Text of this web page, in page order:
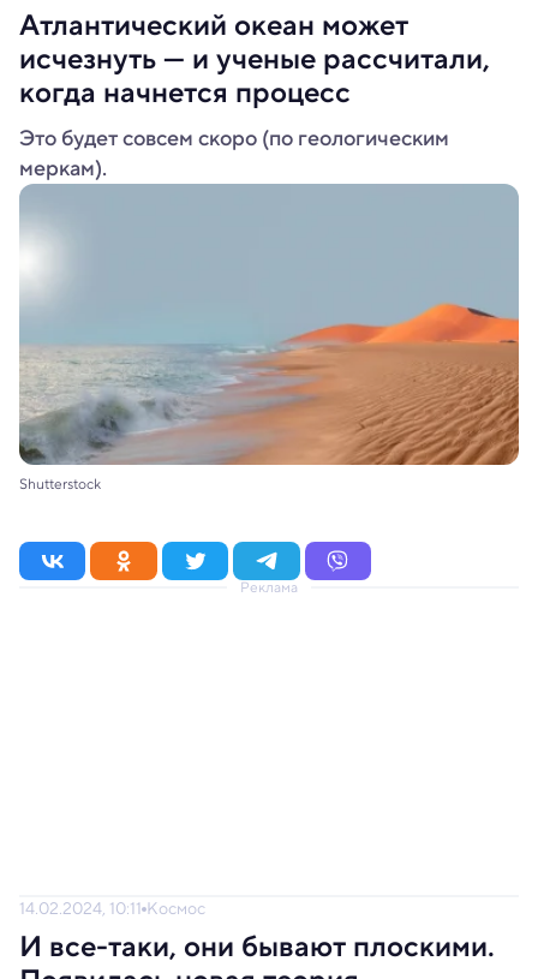
Атлантический океан может
исчезнуть — и ученые рассчитали,
когда начнется процесс
Это будет совсем скоро (по геологическим
меркам).
Shutterstock
Реклама
14.02.2024, 10:11 Космос
И все-таки, они бывают плоскими.